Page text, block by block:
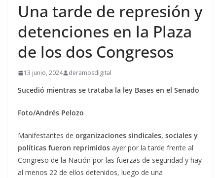
Una tarde de represión y
detenciones en la Plaza
de los dos Congresos
13 junio, 2024 deramosdigital
Sucedió mientras se trataba la ley Bases en el Senado
Foto/Andrés Pelozo
Manifestantes de organizaciones sindicales, sociales y
políticas fueron reprimidos ayer por la tarde frente al
Congreso de la Nación por las fuerzas de seguridad y hay
al menos 22 de ellos detenidos, luego de una